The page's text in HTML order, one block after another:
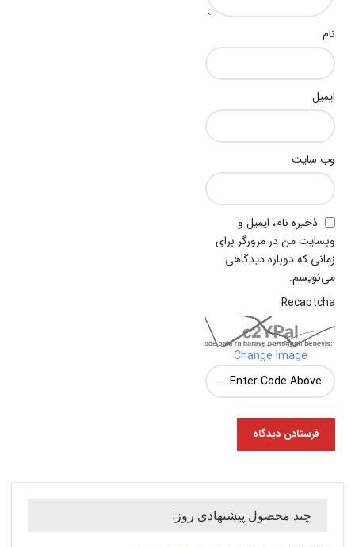
نام
ایمیل
وب‌ سایت
ذخیره نام، ایمیل و
وبسایت من در مرورگر برای
زمانی که دوباره دیدگاهی
می‌نویسم.
Recaptcha
Change Image
چند محصول پیشنهادی روز: